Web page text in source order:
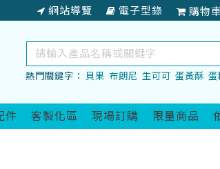
網站導覽 電子型錄 購物
鍵
字
詢
熱門關鍵字： 貝果 布朗尼 生可可 蛋黃酥 蛋
件 客製化區 現場訂購 限量商品